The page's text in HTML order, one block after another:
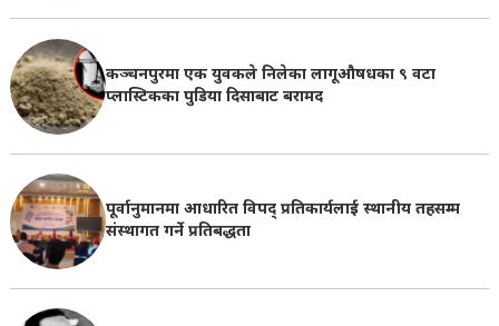
कञ्चनपुरमा एक युवकले निलेका लागूऔषधका ९ वटा
प्लास्टिकका पुडिया दिसाबाट बरामद
पूर्वानुमानमा आधारित विपद् प्रतिकार्यलाई स्थानीय तहसम्म
संस्थागत गर्ने प्रतिबद्धता